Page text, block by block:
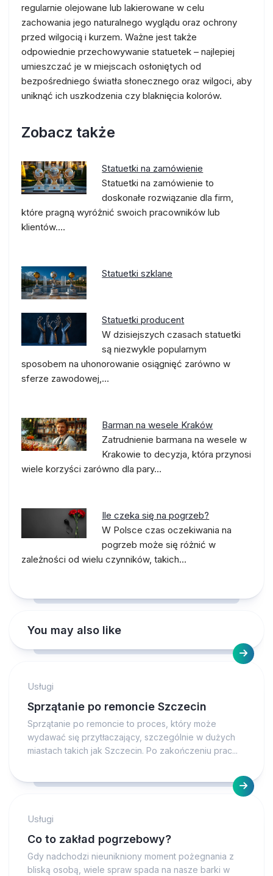
regularnie olejowane lub lakierowane w celu
zachowania jego naturalnego wyglądu oraz ochrony
przed wilgocią i kurzem. Ważne jest także
odpowiednie przechowywanie statuetek – najlepiej
umieszczać je w miejscach osłoniętych od
bezpośredniego światła słonecznego oraz wilgoci, aby
uniknąć ich uszkodzenia czy blaknięcia kolorów.
Zobacz także
Statuetki na zamówienie
Statuetki na zamówienie to
doskonałe rozwiązanie dla firm,
które pragną wyróżnić swoich pracowników lub
klientów.…
Statuetki szklane
Statuetki producent
W dzisiejszych czasach statuetki
są niezwykle popularnym
sposobem na uhonorowanie osiągnięć zarówno w
sferze zawodowej,…
Barman na wesele Kraków
Zatrudnienie barmana na wesele w
Krakowie to decyzja, która przynosi
wiele korzyści zarówno dla pary…
Ile czeka się na pogrzeb?
W Polsce czas oczekiwania na
pogrzeb może się różnić w
zależności od wielu czynników, takich…
You may also like
Usługi
Sprzątanie po remoncie Szczecin
Sprzątanie po remoncie to proces, który może
wydawać się przytłaczający, szczególnie w dużych
miastach takich jak Szczecin. Po zakończeniu prac...
Usługi
Co to zakład pogrzebowy?
Gdy nadchodzi nieunikniony moment pożegnania z
bliską osobą, wiele spraw spada na nasze barki w